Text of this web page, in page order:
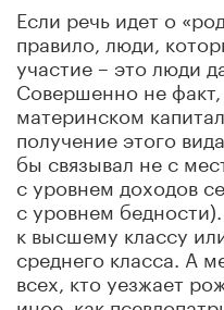
Если речь идет о
правило, люди,
участие – это люди
Совершенно не
материнском
получение этого
бы связывал не с
с уровнем доходов
с уровнем
к высшему классу
среднего класса. А
всех, кто уезжает